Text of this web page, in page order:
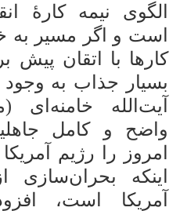
الگوی نیمه کارۀ
است و اگر مسیر به
کارها با اتقان پیش
بسیار جذاب به
آیت‌الله خامنه‌ای
واضح و کامل
امروز را رژیم آمریکا
اینکه
آمریکا است،